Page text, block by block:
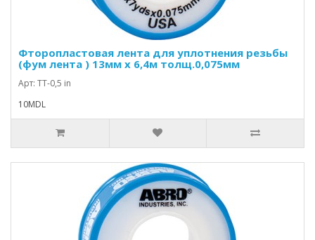
Фторопластовая лента для уплотнения резьбы
(фум лента ) 13мм х 6,4м толщ.0,075мм
Арт: TT-0,5 in
10MDL